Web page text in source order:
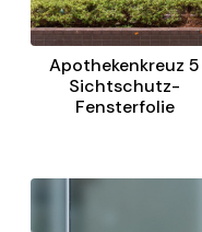
Apothekenkreuz 5
Sichtschutz-
Fensterfolie